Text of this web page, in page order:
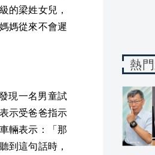
的梁姓女兒，
媽從來不會遲
現一名男童試
示受爸爸指示
輛表示：「那
到這句話時，
熱